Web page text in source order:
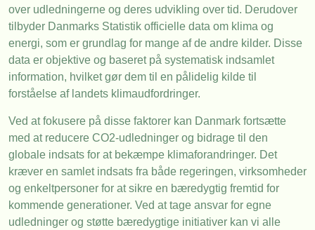
over udledningerne og deres udvikling over tid. Derudover
tilbyder Danmarks Statistik officielle data om klima og
energi, som er grundlag for mange af de andre kilder. Disse
data er objektive og baseret på systematisk indsamlet
information, hvilket gør dem til en pålidelig kilde til
forståelse af landets klimaudfordringer.
Ved at fokusere på disse faktorer kan Danmark fortsætte
med at reducere CO2-udledninger og bidrage til den
globale indsats for at bekæmpe klimaforandringer. Det
kræver en samlet indsats fra både regeringen, virksomheder
og enkeltpersoner for at sikre en bæredygtig fremtid for
kommende generationer. Ved at tage ansvar for egne
udledninger og støtte bæredygtige initiativer kan vi alle